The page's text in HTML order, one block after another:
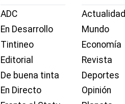
ADC
En Desarrollo
Tintineo
Editorial
De buena tinta
En Directo
Actualidad
Mundo
Economía
Revista
Deportes
Opinión